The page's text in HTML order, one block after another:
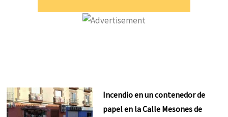
Incendio en un contenedor de
papel en la Calle Mesones de